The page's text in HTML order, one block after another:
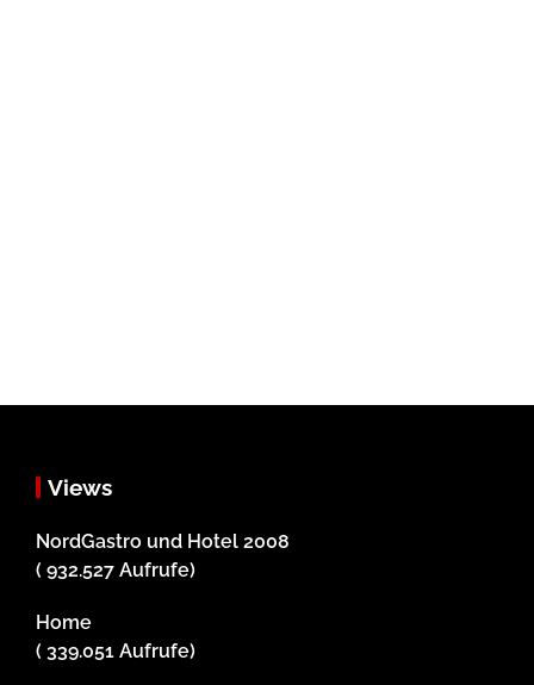
Views
NordGastro und Hotel 2008
( 932.527 Aufrufe)
Home
( 339.051 Aufrufe)